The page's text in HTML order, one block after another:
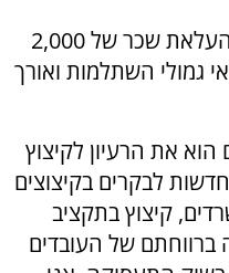
בין הצדדים הושגו הסכמות על העלאת שכר של 2,000
גמולי השתלמות ואורך
את הרעיון לקיצוץ
לבקרים בקיצוצים
קיצוץ בתקציב
של העובדים